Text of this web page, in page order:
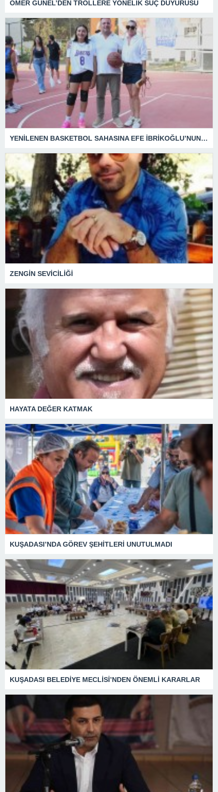
ÖMER GÜNEL’DEN TROLLERE YÖNELİK SUÇ DUYURUSU
YENİLENEN BASKETBOL SAHASINA EFE İBRİKOĞLU’NUN ADI VERİLDİ
ZENGİN SEVİCİLİĞİ
HAYATA DEĞER KATMAK
KUŞADASI’NDA GÖREV ŞEHİTLERİ UNUTULMADI
KUŞADASI BELEDİYE MECLİSİ’NDEN ÖNEMLİ KARARLAR